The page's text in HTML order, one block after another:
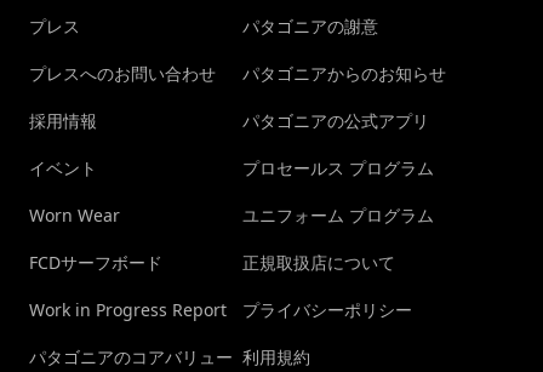
プレス
プレスへのお問い合わせ
採用情報
イベント
Worn Wear
FCDサーフボード
Work in Progress Report
パタゴニアのコアバリュー
パタゴニアの謝意
パタゴニアからのお知らせ
パタゴニアの公式アプリ
プロセールス プログラム
ユニフォーム プログラム
正規取扱店について
プライバシーポリシー
利用規約